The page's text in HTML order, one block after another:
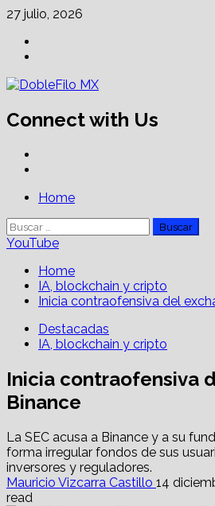
Skip
content
27 julio, 2026
Connect with Us
PrimaryHome
Buscar:
YouTube
Home
IA, blockchain y cripto
Inicia contraofensiva del
Destacadas
IA, blockchain y cripto
Inicia contraofensiva
Binance
La SEC acusa a Binance y a su
forma irregular fondos de sus
inversores y reguladores.
Mauricio Vizcarra Castillo 14
read